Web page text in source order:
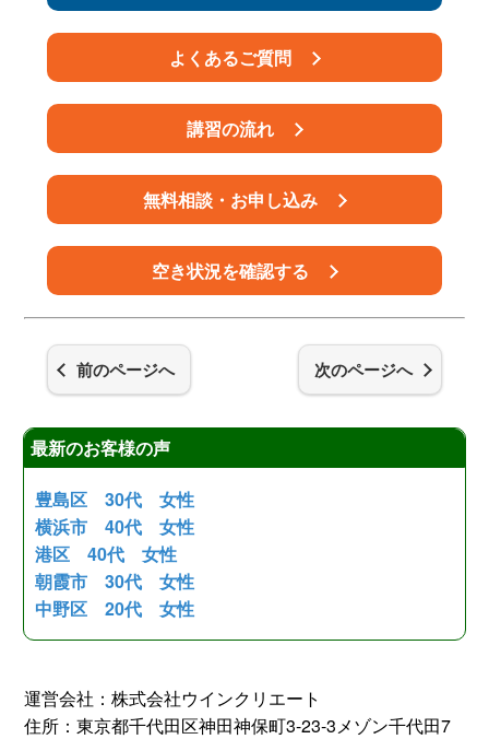
よくあるご質問
講習の流れ
無料相談・お申し込み
空き状況を確認する
前のページへ 次のページへ
最新のお客様の声
豊島区 30代 女性
横浜市 40代 女性
港区 40代 女性
朝霞市 30代 女性
中野区 20代 女性
運営会社：株式会社ウインクリエート
住所：東京都千代田区神田神保町3-23-3メゾン千代田7